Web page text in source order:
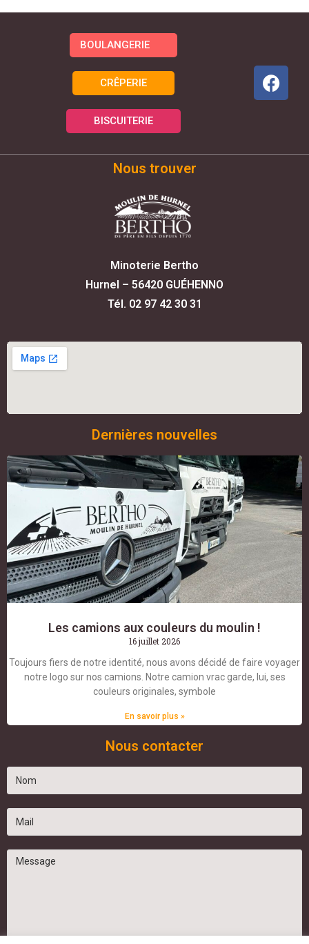
BOULANGERIE
CRÊPERIE
BISCUITERIE
Nous trouver
Minoterie Bertho
Hurnel – 56420 GUÉHENNO
Tél. 02 97 42 30 31
Dernières nouvelles
Les camions aux couleurs du moulin !
16 juillet 2026
Toujours fiers de notre identité, nous avons décidé de faire voyager
notre logo sur nos camions. Notre camion vrac garde, lui, ses
couleurs originales, symbole
En savoir plus »
Nous contacter